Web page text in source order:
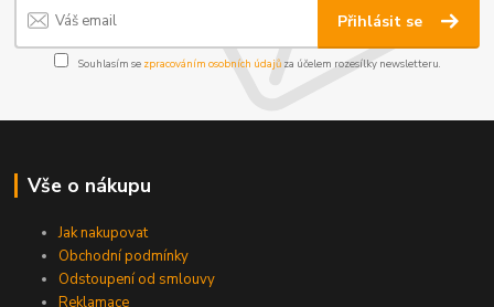
Přihlásit se
Souhlasím se zpracováním osobních údajůza účelem rozesílky newsletteru.
Vše o nákupu
Jak nakupovat
Obchodní podmínky
Odstoupení od smlouvy
Reklamace